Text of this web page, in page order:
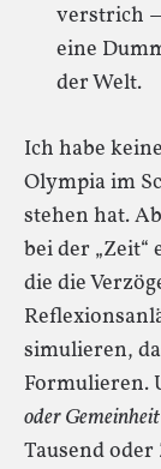
verstrich
eine
der Welt.
Ich habe
Olympia im
stehen hat.
bei der
die die
simulieren,
Formulieren.
oder Gemeinheit
Tausend